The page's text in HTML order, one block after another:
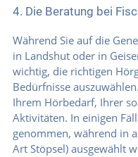
4. Die Beratung bei
Während Sie auf die
in Landshut oder in
wichtig, die richtigen
Bedürfnisse
Ihrem Hörbedarf, Ihrer
Aktivitäten. In einigen
genommen, während in
Art Stöpsel) ausgewählt